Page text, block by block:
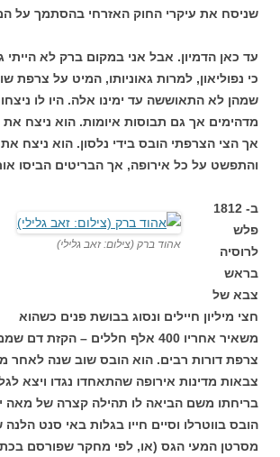
שניסח את עיקרי החוק האזרחי בהסתמך על
עד כאן הדמיון. אבל אני במקום ברק לא הייתי
כי נפוליאון, למרות גאוניותו, המיט על צרפת
שמהן לא התאוששה עד ימינו אלה. היו לו
מדהימים אך גם תבוסות איומות. הוא ניצח
אך הצי הצרפתי הובס בידי נלסון. הוא ניצח
והתפשט על כל אירופה, אך הבריטים הביסו
אהוד ברק (צילום: זאב גלילי)
ב- 1812
פלש
לרוסיה
בראש
צבא של
חצי מיליון חיילים ונסוג בבושת פנים כשהוא
משאיר אחריו 400 אלף חללים –
צרפת דורות רבים. הוא הובס שוב שנה לאחר
צבאות מדינות אירופה שהתאחדו נגדו ויצא
בריחתו משם הביאה לו תהילה קצרה של מאה
הובס בווטרלו וסיים חייו בגלות באי סנט
מסרטן המעי הגס (או, לפי מחקר שפורסם